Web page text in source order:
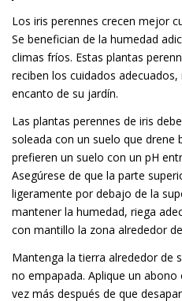
Los iris perennes crecen mejor
Se benefician de la humedad
climas fríos. Estas plantas
reciben los cuidados
encanto de su jardín.
Las plantas perennes de iris
soleada con un suelo que drene
prefieren un suelo con un pH
Asegúrese de que la parte
ligeramente por debajo de la
mantener la humedad, riega
con mantillo la zona alrededor
Mantenga la tierra alrededor de
no empapada. Aplique un
vez más después de que